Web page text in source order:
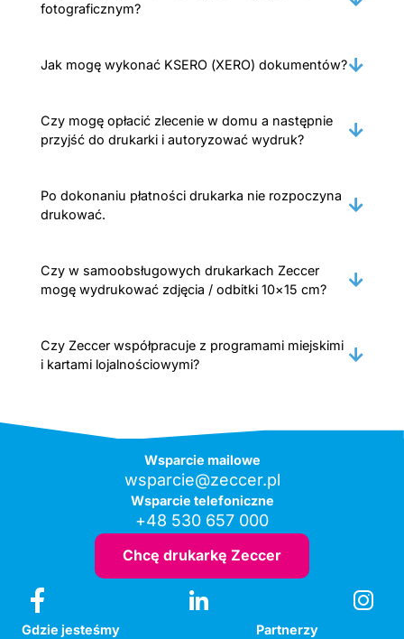
fotograficznym?
Jak mogę wykonać KSERO (XERO) dokumentów?
Czy mogę opłacić zlecenie w domu a następnie
przyjść do drukarki i autoryzować wydruk?
Po dokonaniu płatności drukarka nie rozpoczyna
drukować.
Czy w samoobsługowych drukarkach Zeccer
mogę wydrukować zdjęcia / odbitki 10×15 cm?
Czy Zeccer współpracuje z programami miejskimi
i kartami lojalnościowymi?
Wsparcie mailowe
wsparcie@zeccer.pl
Wsparcie telefoniczne
+48 530 657 000
Chcę drukarkę Zeccer
Gdzie jesteśmy
Partnerzy